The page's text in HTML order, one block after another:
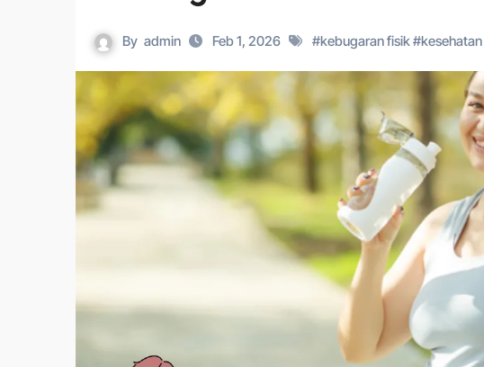
By admin Feb 1, 2026 #kebugaran fisik#kesehatan